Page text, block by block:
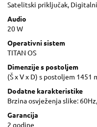
Satelitski priključak,
Audio
20 W
Operativni sistem
TITAN OS
Dimenzije s postoljem
(Š x V x D) s postoljem 1451
Dodatne karakteristike
Brzina osvježenja slike:
Garancija
2 godine